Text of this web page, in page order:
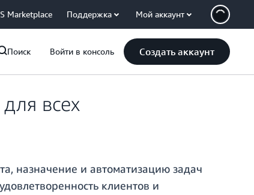
Marketplace Поддержка Мой аккаунт
Поиск Войти в консоль Создать аккаунт
всех
назначение и автоматизацию задач
клиентов и